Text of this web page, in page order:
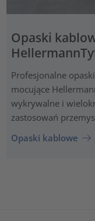
Opaski
Profesjonalne
mocujące
wykrywalne i
zastosowań
Opaski kablowe